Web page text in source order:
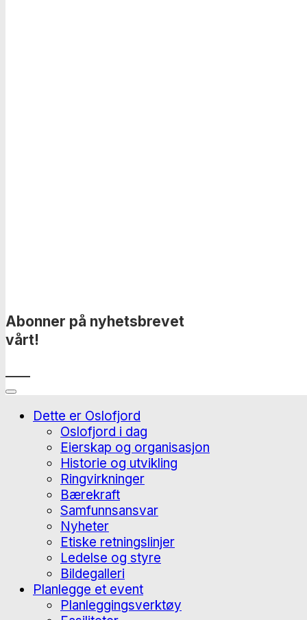
Abonner på nyhetsbrevet
vårt!
Dette er Oslofjord
Oslofjord i dag
Eierskap og organisasjon
Historie og utvikling
Ringvirkninger
Bærekraft
Samfunnsansvar
Nyheter
Etiske retningslinjer
Ledelse og styre
Bildegalleri
Planlegge et event
Planleggingsverktøy